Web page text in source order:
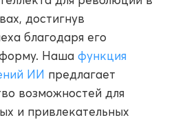
достигнув
благодаря его
Наша функция
ИИ предлагает
возможностей для
и привлекательных